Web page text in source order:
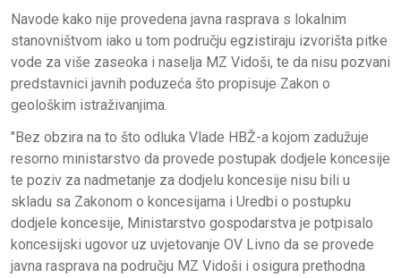
Navode kako nije provedena javna rasprava s lokalnim
stanovništvom iako u tom području egzistiraju izvorišta pitke
vode za više zaseoka i naselja MZ Vidoši, te da nisu pozvani
predstavnici javnih poduzeća što propisuje Zakon o
geološkim istraživanjima.
"Bez obzira na to što odluka Vlade HBŽ-a kojom zadužuje
resorno ministarstvo da provede postupak dodjele koncesije
te poziv za nadmetanje za dodjelu koncesije nisu bili u
skladu sa Zakonom o koncesijama i Uredbi o postupku
dodjele koncesije, Ministarstvo gospodarstva je potpisalo
koncesijski ugovor uz uvjetovanje OV Livno da se provede
javna rasprava na području MZ Vidoši i osigura prethodna